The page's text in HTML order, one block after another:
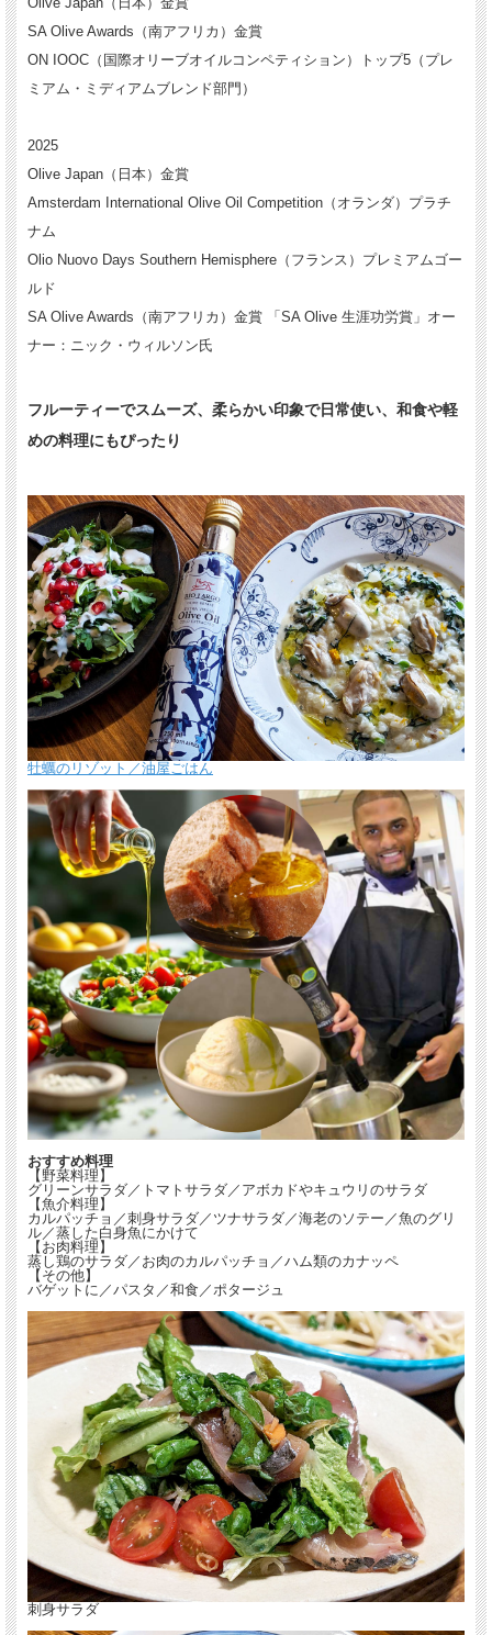
SA Olive Awards（南アフリカ）金賞
ON IOOC（国際オリーブオイルコンペティション）トップ5（プレ
ミアム・ミディアムブレンド部門）
2025
Olive Japan（日本）金賞
Amsterdam International Olive Oil Competition（オランダ）プラチ
ナム
Olio Nuovo Days Southern Hemisphere（フランス）プレミアムゴー
ルド
SA Olive Awards（南アフリカ）金賞 「SA Olive 生涯功労賞」オー
ナー：ニック・ウィルソン氏
フルーティーでスムーズ、柔らかい印象で日常使い、和食や軽
めの料理にもぴったり
牡蠣のリゾット／油屋ごはん
おすすめ料理
【野菜料理】
グリーンサラダ／トマトサラダ／アボカドやキュウリのサラダ
【魚介料理】
カルパッチョ／刺身サラダ／ツナサラダ／海老のソテー／魚のグリ
ル／蒸した白身魚にかけて
【お肉料理】
蒸し鶏のサラダ／お肉のカルパッチョ／ハム類のカナッペ
【その他】
バゲットに／パスタ／和食／ポタージュ
刺身サラダ